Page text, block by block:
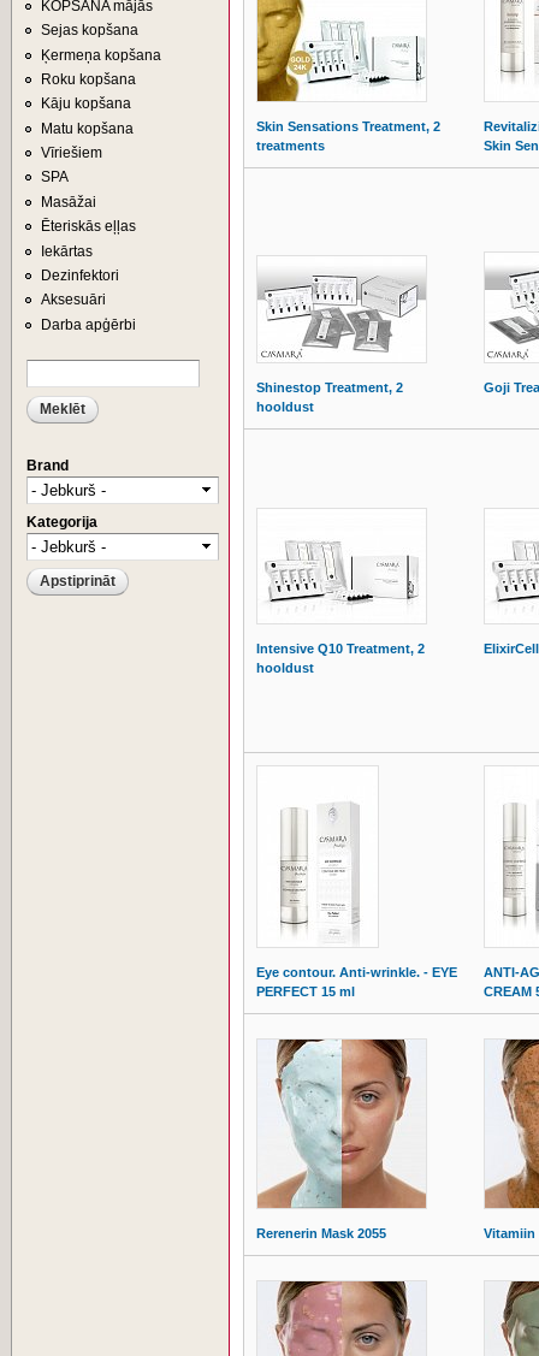
KOPŠANA mājās
Sejas kopšana
Ķermeņa kopšana
Roku kopšana
Kāju kopšana
Matu kopšana
Vīriešiem
SPA
Masāžai
Ēteriskās eļļas
Iekārtas
Dezinfektori
Aksesuāri
Darba apģērbi
Brand
Kategorija
Skin Sensations Treatment, 2
treatments
Skin
Shinestop Treatment, 2
hooldust
Goji
Intensive Q10 Treatment, 2
hooldust
Eye contour. Anti-wrinkle. - EYE
PERFECT 15 ml
ANTI-
CREAM
Rerenerin Mask 2055 Vitamiin